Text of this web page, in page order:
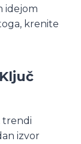
idejom
krenite
trendi
izvor